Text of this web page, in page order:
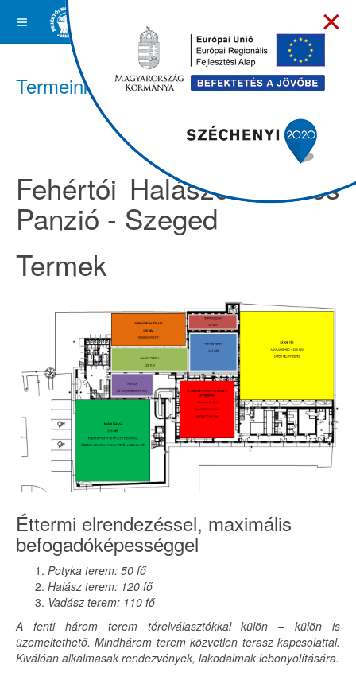
Termeink
Fehértói Halászcsárda és
Panzió - Szeged
Termek
Éttermi elrendezéssel, maximális
befogadóképességgel
Potyka terem: 50 fő
Halász terem: 120 fő
Vadász terem: 110 fő
A fenti három terem térelválasztókkal külön – külön is
üzemeltethető. Mindhárom terem közvetlen terasz kapcsolattal.
Kiválóan alkalmasak rendezvények, lakodalmak lebonyolítására.
×